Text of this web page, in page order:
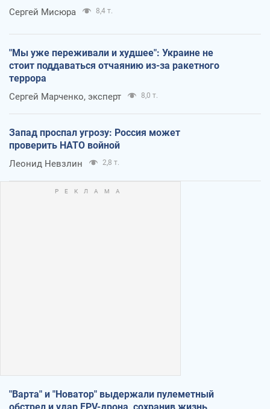
Сергей Мисюра 8,4 т.
"Мы уже переживали и худшее": Украине не
стоит поддаваться отчаянию из-за ракетного
террора
Сергей Марченко, эксперт 8,0 т.
Запад проспал угрозу: Россия может
проверить НАТО войной
Леонид Невзлин 2,8 т.
"Варта" и "Новатор" выдержали пулеметный